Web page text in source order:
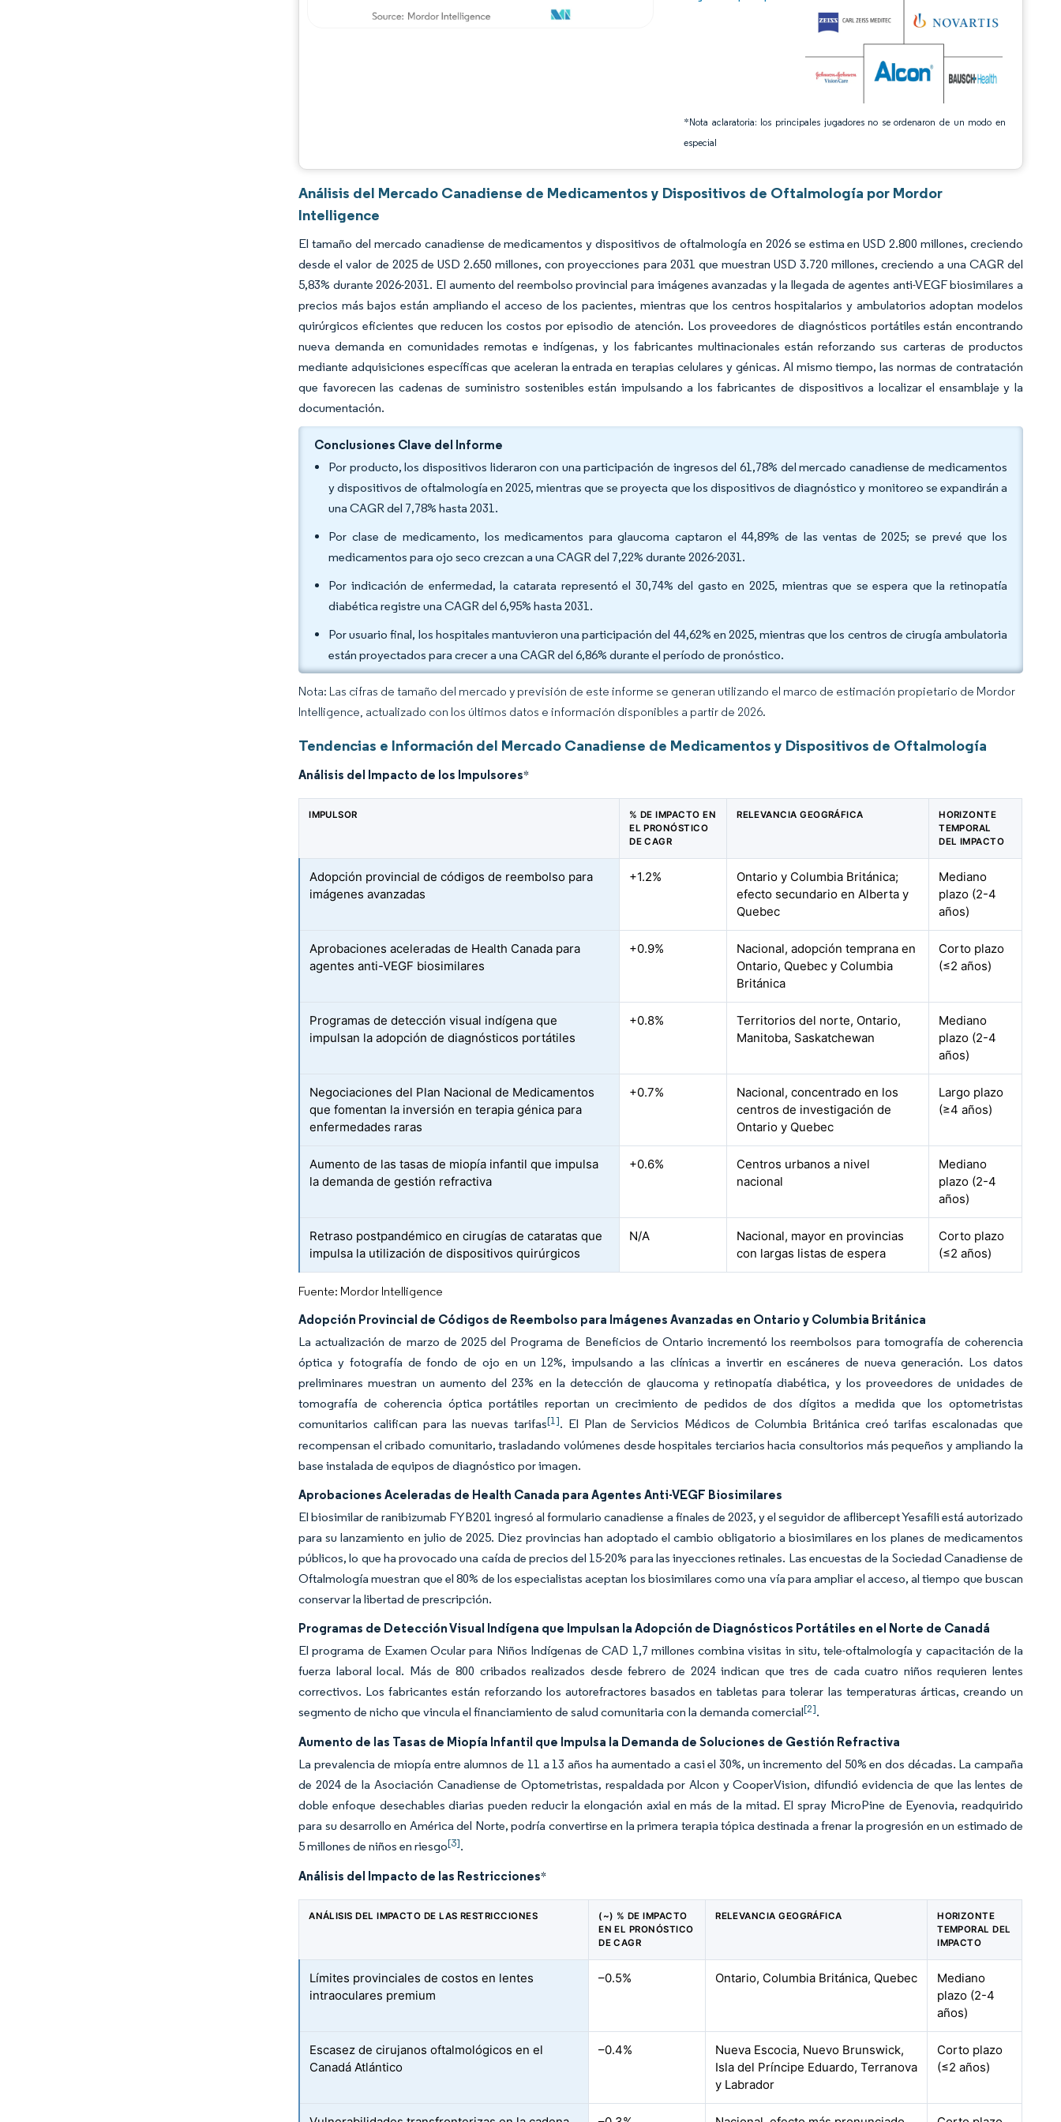
*Nota aclaratoria: los principales jugadores no se ordenaron de un modo en
especial
Análisis del Mercado Canadiense de Medicamentos y Dispositivos de Oftalmología por Mordor
Intelligence
El tamaño del mercado canadiense de medicamentos y dispositivos de oftalmología en 2026 se estima en USD 2.800 millones, creciendo
desde el valor de 2025 de USD 2.650 millones, con proyecciones para 2031 que muestran USD 3.720 millones, creciendo a una CAGR del
5,83% durante 2026-2031. El aumento del reembolso provincial para imágenes avanzadas y la llegada de agentes anti-VEGF biosimilares a
precios más bajos están ampliando el acceso de los pacientes, mientras que los centros hospitalarios y ambulatorios adoptan modelos
quirúrgicos eficientes que reducen los costos por episodio de atención. Los proveedores de diagnósticos portátiles están encontrando
nueva demanda en comunidades remotas e indígenas, y los fabricantes multinacionales están reforzando sus carteras de productos
mediante adquisiciones específicas que aceleran la entrada en terapias celulares y génicas. Al mismo tiempo, las normas de contratación
que favorecen las cadenas de suministro sostenibles están impulsando a los fabricantes de dispositivos a localizar el ensamblaje y la
documentación.
Conclusiones Clave del Informe
Por producto, los dispositivos lideraron con una participación de ingresos del 61,78% del mercado canadiense de medicamentos
y dispositivos de oftalmología en 2025, mientras que se proyecta que los dispositivos de diagnóstico y monitoreo se expandirán a
una CAGR del 7,78% hasta 2031.
Por clase de medicamento, los medicamentos para glaucoma captaron el 44,89% de las ventas de 2025; se prevé que los
medicamentos para ojo seco crezcan a una CAGR del 7,22% durante 2026-2031.
Por indicación de enfermedad, la catarata representó el 30,74% del gasto en 2025, mientras que se espera que la retinopatía
diabética registre una CAGR del 6,95% hasta 2031.
Por usuario final, los hospitales mantuvieron una participación del 44,62% en 2025, mientras que los centros de cirugía ambulatoria
están proyectados para crecer a una CAGR del 6,86% durante el período de pronóstico.
Nota: Las cifras de tamaño del mercado y previsión de este informe se generan utilizando el marco de estimación propietario de Mordor
Intelligence, actualizado con los últimos datos e información disponibles a partir de 2026.
Tendencias e Información del Mercado Canadiense de Medicamentos y Dispositivos de Oftalmología
Análisis del Impacto de los Impulsores*
IMPULSOR
% DE IMPACTO EN
EL PRONÓSTICO
DE CAGR
RELEVANCIA GEOGRÁFICA
HORIZONTE
TEMPORAL
DEL IMPACTO
Adopción provincial de códigos de reembolso para
imágenes avanzadas
+1.2%
Ontario y Columbia Británica;
efecto secundario en Alberta y
Quebec
Mediano
plazo (2-4
años)
Aprobaciones aceleradas de Health Canada para
agentes anti-VEGF biosimilares
+0.9%
Nacional, adopción temprana en
Ontario, Quebec y Columbia
Británica
Corto plazo
(≤2 años)
Programas de detección visual indígena que
impulsan la adopción de diagnósticos portátiles
+0.8%
Territorios del norte, Ontario,
Manitoba, Saskatchewan
Mediano
plazo (2-4
años)
Negociaciones del Plan Nacional de Medicamentos
que fomentan la inversión en terapia génica para
enfermedades raras
+0.7%
Nacional, concentrado en los
centros de investigación de
Ontario y Quebec
Largo plazo
(≥4 años)
Aumento de las tasas de miopía infantil que impulsa
la demanda de gestión refractiva
+0.6%
Centros urbanos a nivel
nacional
Mediano
plazo (2-4
años)
Retraso postpandémico en cirugías de cataratas que
impulsa la utilización de dispositivos quirúrgicos
N/A
Nacional, mayor en provincias
con largas listas de espera
Corto plazo
(≤2 años)
Fuente: Mordor Intelligence
Adopción Provincial de Códigos de Reembolso para Imágenes Avanzadas en Ontario y Columbia Británica
La actualización de marzo de 2025 del Programa de Beneficios de Ontario incrementó los reembolsos para tomografía de coherencia
óptica y fotografía de fondo de ojo en un 12%, impulsando a las clínicas a invertir en escáneres de nueva generación. Los datos
preliminares muestran un aumento del 23% en la detección de glaucoma y retinopatía diabética, y los proveedores de unidades de
tomografía de coherencia óptica portátiles reportan un crecimiento de pedidos de dos dígitos a medida que los optometristas
comunitarios califican para las nuevas tarifas[1]. El Plan de Servicios Médicos de Columbia Británica creó tarifas escalonadas que
recompensan el cribado comunitario, trasladando volúmenes desde hospitales terciarios hacia consultorios más pequeños y ampliando la
base instalada de equipos de diagnóstico por imagen.
Aprobaciones Aceleradas de Health Canada para Agentes Anti-VEGF Biosimilares
El biosimilar de ranibizumab FYB201 ingresó al formulario canadiense a finales de 2023, y el seguidor de aflibercept Yesafili está autorizado
para su lanzamiento en julio de 2025. Diez provincias han adoptado el cambio obligatorio a biosimilares en los planes de medicamentos
públicos, lo que ha provocado una caída de precios del 15-20% para las inyecciones retinales. Las encuestas de la Sociedad Canadiense de
Oftalmología muestran que el 80% de los especialistas aceptan los biosimilares como una vía para ampliar el acceso, al tiempo que buscan
conservar la libertad de prescripción.
Programas de Detección Visual Indígena que Impulsan la Adopción de Diagnósticos Portátiles en el Norte de Canadá
El programa de Examen Ocular para Niños Indígenas de CAD 1,7 millones combina visitas in situ, tele-oftalmología y capacitación de la
fuerza laboral local. Más de 800 cribados realizados desde febrero de 2024 indican que tres de cada cuatro niños requieren lentes
correctivos. Los fabricantes están reforzando los autorefractores basados en tabletas para tolerar las temperaturas árticas, creando un
segmento de nicho que vincula el financiamiento de salud comunitaria con la demanda comercial[2].
Aumento de las Tasas de Miopía Infantil que Impulsa la Demanda de Soluciones de Gestión Refractiva
La prevalencia de miopía entre alumnos de 11 a 13 años ha aumentado a casi el 30%, un incremento del 50% en dos décadas. La campaña
de 2024 de la Asociación Canadiense de Optometristas, respaldada por Alcon y CooperVision, difundió evidencia de que las lentes de
doble enfoque desechables diarias pueden reducir la elongación axial en más de la mitad. El spray MicroPine de Eyenovia, readquirido
para su desarrollo en América del Norte, podría convertirse en la primera terapia tópica destinada a frenar la progresión en un estimado de
5 millones de niños en riesgo[3].
Análisis del Impacto de las Restricciones*
ANÁLISIS DEL IMPACTO DE LAS RESTRICCIONES
(~) % DE IMPACTO
EN EL PRONÓSTICO
DE CAGR
RELEVANCIA GEOGRÁFICA
HORIZONTE
TEMPORAL DEL
IMPACTO
Límites provinciales de costos en lentes
intraoculares premium
–0.5% Ontario, Columbia Británica, Quebec
Mediano
plazo (2-4
años)
Escasez de cirujanos oftalmológicos en el
Canadá Atlántico
–0.4%
Nueva Escocia, Nuevo Brunswick,
Isla del Príncipe Eduardo, Terranova
y Labrador
Corto plazo
(≤2 años)